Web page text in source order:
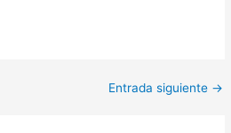
Entrada siguiente →